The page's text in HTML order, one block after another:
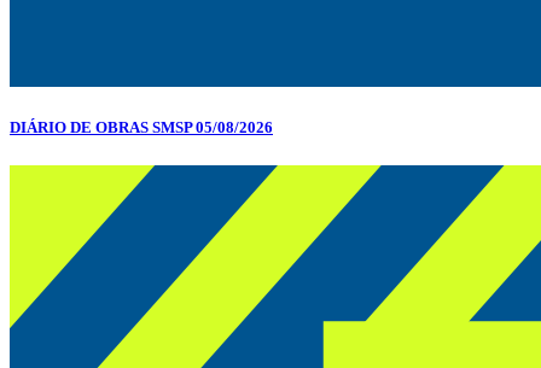
DIÁRIO DE OBRAS SMSP 05/08/2026